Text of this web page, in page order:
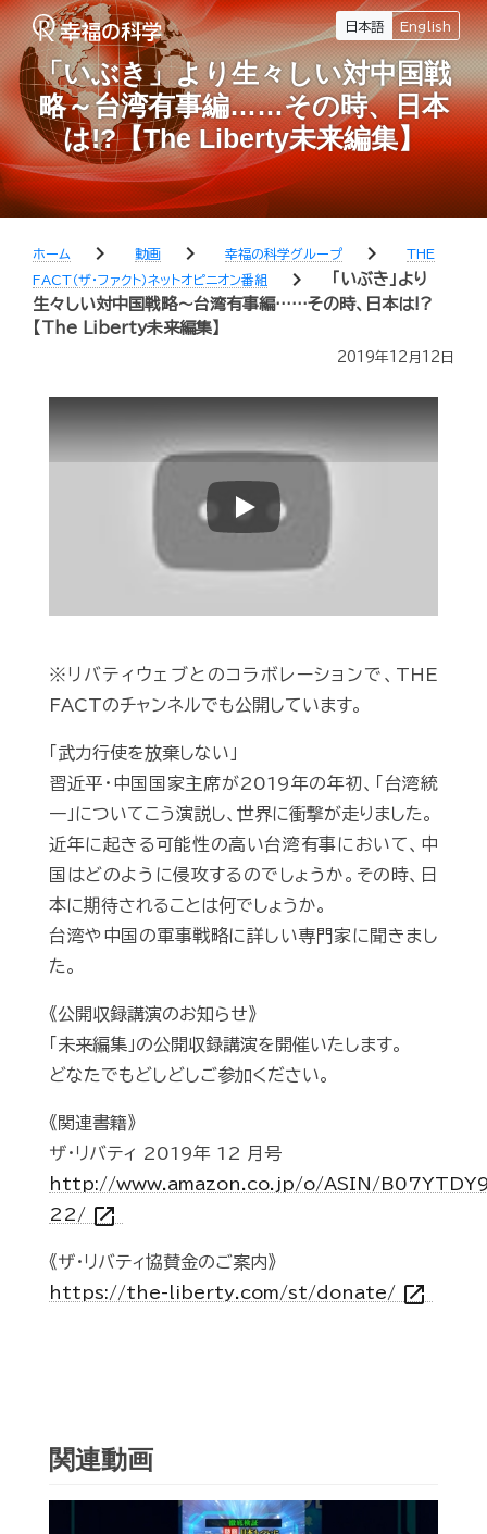
日本語 English
「いぶき」より生々しい対中国戦
略～台湾有事編……その時、日本
は!?【The Liberty未来編集】
ホーム chevron_right 動画 chevron_right 幸福の科学グループ chevron_right
THE
FACT（ザ・ファクト）ネットオピニオン番組
chevron_right
「いぶき」より
生々しい対中国戦略～台湾有事編……その時、日本は!?
【The Liberty未来編集】
2019年12月12日
Play
※リバティウェブとのコラボレーションで、THE
FACTのチャンネルでも公開しています。
「武力行使を放棄しない」
習近平・中国国家主席が2019年の年初、「台湾統
一」についてこう演説し、世界に衝撃が走りました。
近年に起きる可能性の高い台湾有事において、中
国はどのように侵攻するのでしょうか。その時、日
本に期待されることは何でしょうか。
台湾や中国の軍事戦略に詳しい専門家に聞きまし
た。
《公開収録講演のお知らせ》
「未来編集」の公開収録講演を開催いたします。
どなたでもどしどしご参加ください。
《関連書籍》
ザ・リバティ 2019年 12 月号
http://www.amazon.co.jp/o/ASIN/
22/ open_in_new
《ザ・リバティ協賛金のご案内》
https://the-liberty.com/st/donate/ open_in_new
関連動画